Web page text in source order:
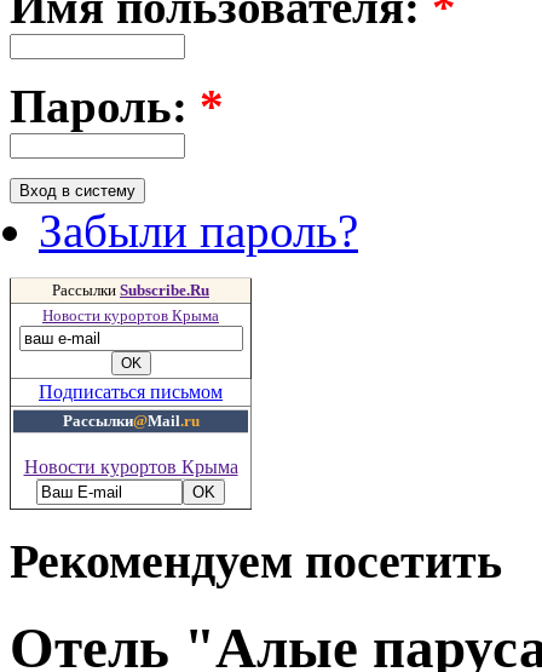
Пароль: *
Забыли пароль?
Рассылки Subscribe.Ru
Новости курортов Крыма
Подписаться письмом
Рассылки@Mail.ru
Новости курортов Крыма
Рекомендуем посетить
Отель "Алые